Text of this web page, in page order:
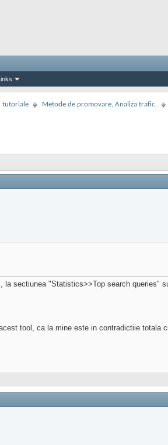
tutoriale Metode de promovare, Analiza trafic.
la sectiunea "Statistics>>Top search queries"
tool, ca la mine este in contradictiie totala